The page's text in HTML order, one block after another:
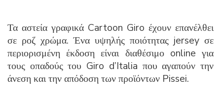
Τα αστεία γραφικά Cartoon Giro έχουν επανέλθει
σε ροζ χρώμα. Ένα υψηλής ποιότητας jersey σε
περιορισμένη έκδοση είναι διαθέσιμο online για
τους οπαδούς του Giro d’Italia που αγαπούν την
άνεση και την απόδοση των προϊόντων Pissei.